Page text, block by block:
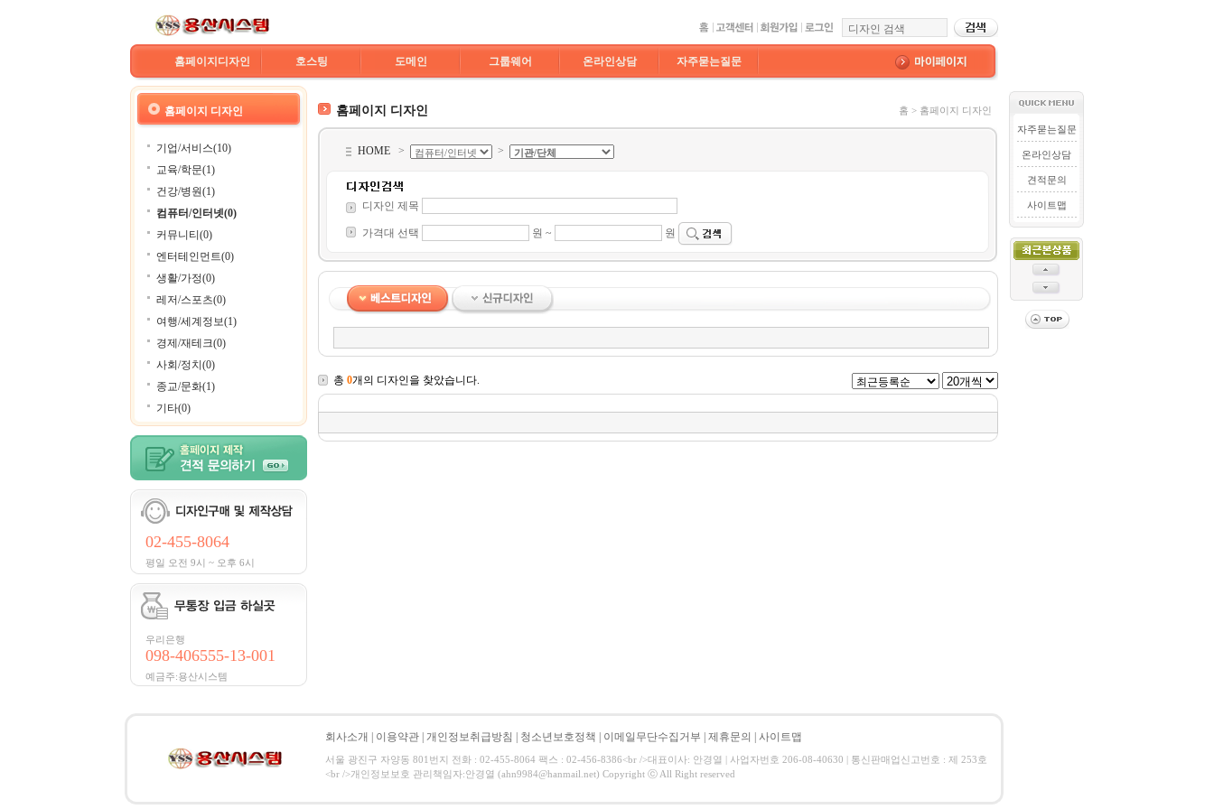
홈페이지디자인 호스팅 도메인 그룹웨어 온라인상담 자주묻는질문
홈페이지 디자인
기업/서비스(10)
교육/학문(1)
건강/병원(1)
컴퓨터/인터넷(0)
커뮤니티(0)
엔터테인먼트(0)
생활/가정(0)
레저/스포츠(0)
여행/세계정보(1)
경제/재테크(0)
사회/정치(0)
종교/문화(1)
기타(0)
02-455-8064
평일 오전 9시 ~ 오후 6시
우리은행
098-406555-13-001
예금주:용산시스템
홈페이지 디자인 홈 > 홈페이지 디자인
HOME > >
디자인 제목
가격대 선택 원 ~ 원
총 0개의 디자인을 찾았습니다.
자주묻는질문
온라인상담
견적문의
사이트맵
회사소개 이용약관 개인정보취급방침 청소년보호정책 이메일무단수집거부 제휴문의 사이트맵
서울 광진구 자양동 801번지 전화 : 02-455-8064 팩스 : 02-456-8386<br />대표이사: 안경열 | 사업자번호 206-08-40630 | 통신판매업신고번호 : 제 253호
<br />개인정보보호 관리책임자:안경열 (ahn9984@hanmail.net) Copyright ⓒ All Right reserved